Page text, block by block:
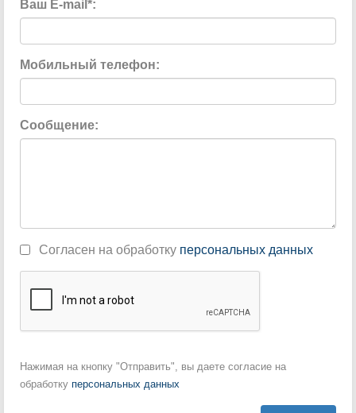
Ваш E-mail *:
Мобильный телефон:
Сообщение:
Согласен на обработку персональныx данных
Нажимая на кнопку "Отправить", вы даете согласие на
обработку персональных данных